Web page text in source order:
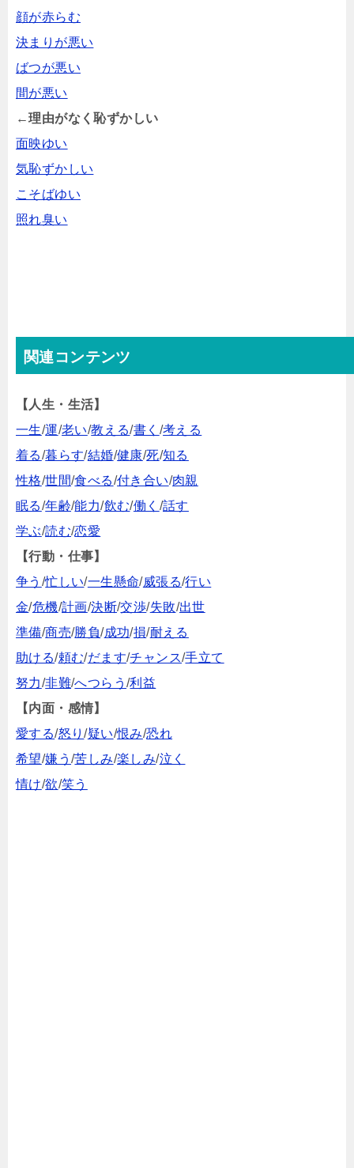
顔が赤らむ
決まりが悪い
ばつが悪い
間が悪い
←理由がなく恥ずかしい
面映ゆい
気恥ずかしい
こそばゆい
照れ臭い
関連コンテンツ
【人生・生活】
一生/運/老い/教える/書く /考える
着る/暮らす/結婚/健康/死/知る
性格/世間/食べる/付き合い/肉親
眠る/年齢/能力/飲む/働く /話す
学ぶ/読む/恋愛
【行動・仕事】
争う /忙しい/一生懸命/威張る/行い
金/危機/計画/決断/交渉/失敗/出世
準備/商売/勝負/成功/損/耐える
助ける/頼む/だます/チャンス/手立て
努力/非難/へつらう/利益
【内面・感情】
愛する/怒り/疑い/恨み/恐れ
希望/嫌う/苦しみ/楽しみ/泣く
情け/欲/笑う